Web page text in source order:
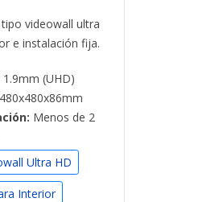
videowall ultra
e instalación fija.
(UHD)
480x480x86mm
Menos de 2
Ultra HD
Interior